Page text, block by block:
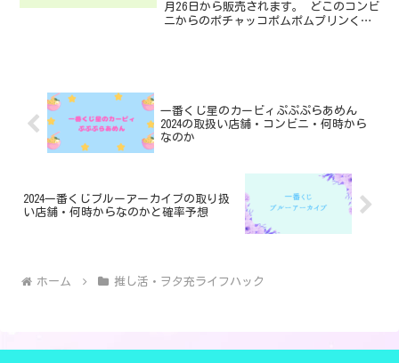
月26日から販売されます。 どこのコンビ
ニからのポチャッコポムポムプリンくじ
一番くじ星のカービィぷぷぷらあめん
2024の取扱い店舗・コンビニ・何時から
なのか
2024一番くじブルーアーカイブの取り扱
い店舗・何時からなのかと確率予想
ホーム 推し活・ヲタ充ライフハック